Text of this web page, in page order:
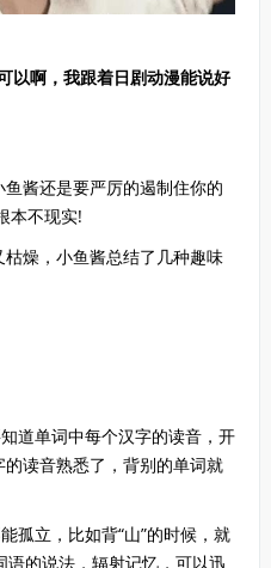
啊，我跟着日剧动漫能说好
酱还是要严厉的遏制住你的
本不现实!
燥，小鱼酱总结了几种趣味
道单词中每个汉字的读音，开
读音熟悉了，背别的单词就
立，比如背“山”的时候，就
语的说法，辐射记忆，可以迅